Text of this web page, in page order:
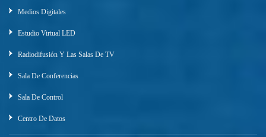
Medios Digitales
Estudio Virtual LED
Radiodifusión Y Las Salas De TV
Sala De Conferencias
Sala De Control
Centro De Datos